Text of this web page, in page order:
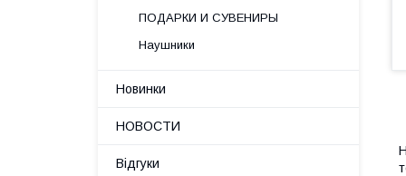
ПОДАРКИ И СУВЕНИРЫ
Наушники
Новинки
НОВОСТИ
Відгуки